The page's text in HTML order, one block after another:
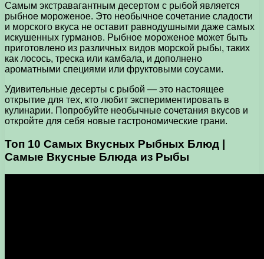
Самым экстравагантным десертом с рыбой является
рыбное мороженое. Это необычное сочетание сладости
и морского вкуса не оставит равнодушными даже самых
искушенных гурманов. Рыбное мороженое может быть
приготовлено из различных видов морской рыбы, таких
как лосось, треска или камбала, и дополнено
ароматными специями или фруктовыми соусами.
Удивительные десерты с рыбой — это настоящее
открытие для тех, кто любит экспериментировать в
кулинарии. Попробуйте необычные сочетания вкусов и
откройте для себя новые гастрономические грани.
Топ 10 Самых Вкусных Рыбных Блюд |
Самые Вкусные Блюда из Рыбы